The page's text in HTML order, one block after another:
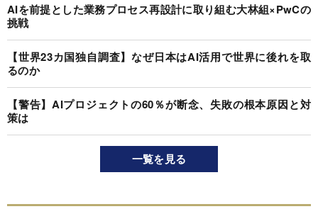
AIを前提とした業務プロセス再設計に取り組む大林組×PwCの
挑戦
【世界23カ国独自調査】なぜ日本はAI活用で世界に後れを取
るのか
【警告】AIプロジェクトの60％が断念、失敗の根本原因と対
策は
一覧を見る